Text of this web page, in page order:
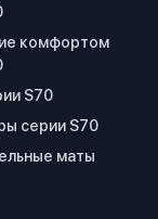
комфортом
S70
серии S70
маты